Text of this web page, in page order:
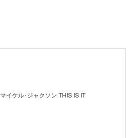
マイケル･ジャクソン THIS IS IT